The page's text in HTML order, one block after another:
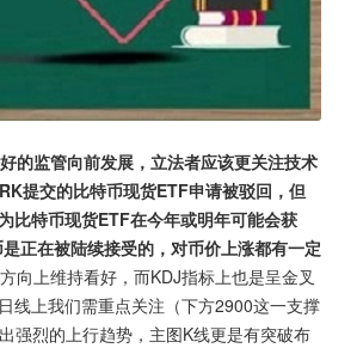
的监管向前发展，立法者应该更关注技术
提交的比特币现货ETF申请被驳回，但
比特币现货ETF在今年或明年可能会获
正在被陆续接受的，对币价上涨都有一定
向上维持看好，而KDJ指标上也是呈金叉
线上我们需重点关注（下方2900这一支撑
强烈的上行趋势，主图K线更是有突破布